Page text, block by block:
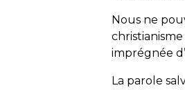
Nous ne
imprégnée
La parole